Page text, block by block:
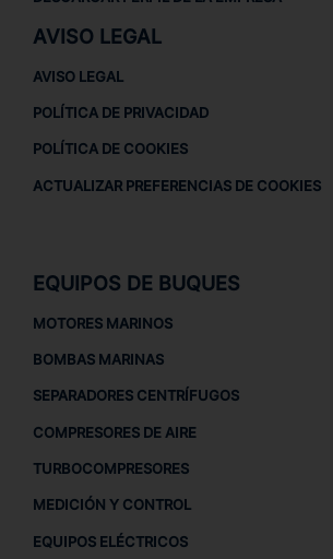
AVISO LEGAL
AVISO LEGAL
POLÍTICA DE PRIVACIDAD
POLÍTICA DE COOKIES
ACTUALIZAR PREFERENCIAS DE COOKIES
EQUIPOS DE BUQUES
MOTORES MARINOS
BOMBAS MARINAS
SEPARADORES CENTRÍFUGOS
COMPRESORES DE AIRE
TURBOCOMPRESORES
MEDICIÓN Y CONTROL
EQUIPOS ELÉCTRICOS